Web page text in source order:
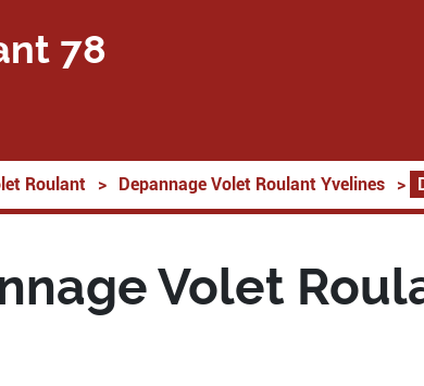
78
Roulant > Depannage Volet Roulant Yvelines >
Volet